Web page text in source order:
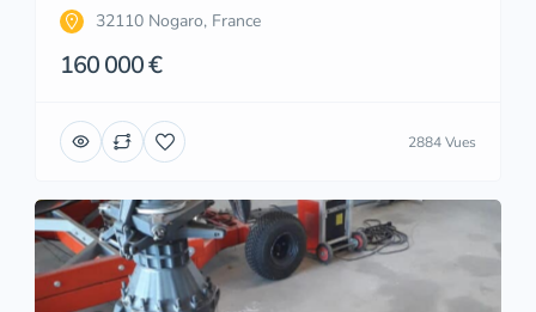
32110 Nogaro, France
160 000 €
2884 Vues